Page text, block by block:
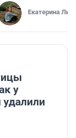
Екатерина
у
удалили